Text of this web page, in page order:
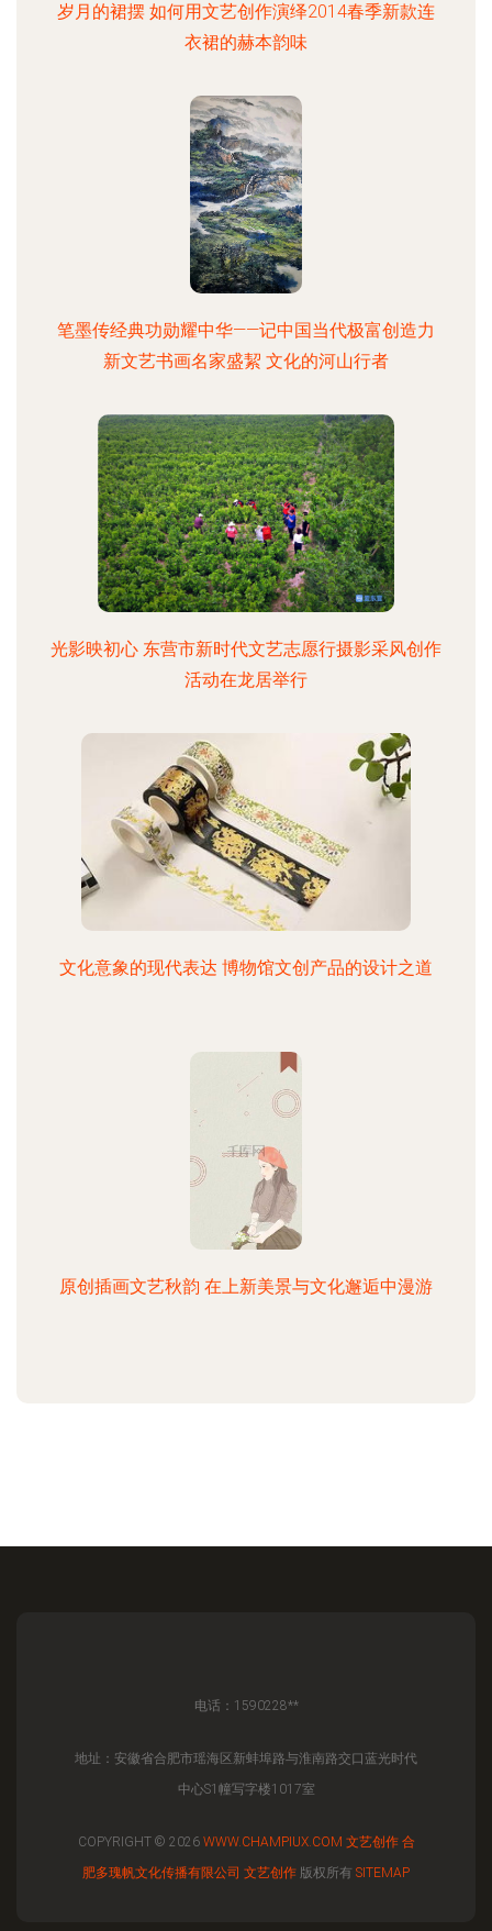
岁月的裙摆 如何用文艺创作演绎2014春季新款连
衣裙的赫本韵味
笔墨传经典功勋耀中华——记中国当代极富创造力
新文艺书画名家盛絜 文化的河山行者
光影映初心 东营市新时代文艺志愿行摄影采风创作
活动在龙居举行
文化意象的现代表达 博物馆文创产品的设计之道
原创插画文艺秋韵 在上新美景与文化邂逅中漫游
电话：1590228**
地址：安徽省合肥市瑶海区新蚌埠路与淮南路交口蓝光时代
中心S1幢写字楼1017室
COPYRIGHT © 2026 WWW.CHAMPIUX.COM 文艺创作 合
肥多瑰帆文化传播有限公司 文艺创作 版权所有 SITEMAP